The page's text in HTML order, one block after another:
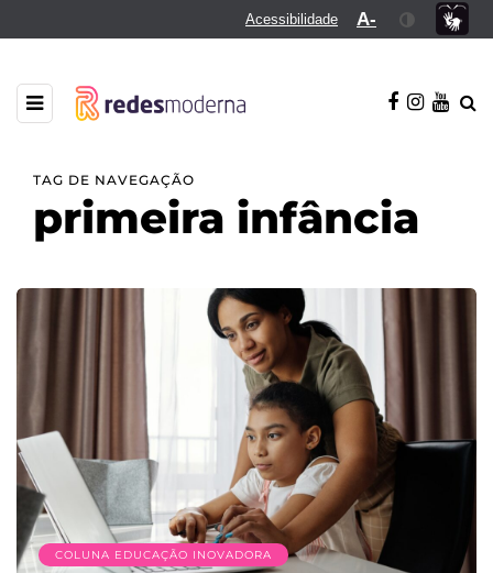
Acessibilidade A-
TAG DE NAVEGAÇÃO
primeira infância
COLUNA EDUCAÇÃO INOVADORA